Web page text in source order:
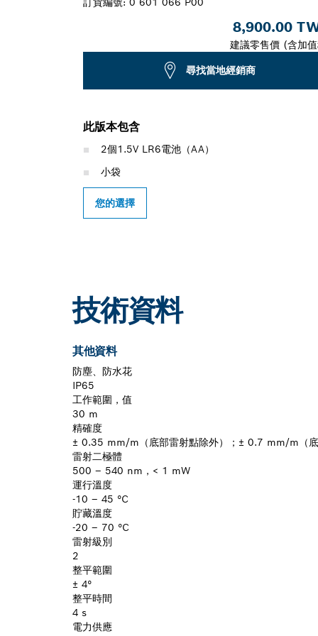
8,900.00
建議零售價 (含加
尋找當地經銷商
此版本包含
2個1.5V LR6電池（AA）
小袋
您的選擇
技術資料
其他資料
防塵、防水花
IP65
工作範圍，值
30 m
精確度
± 0.35 mm/m（底部雷射點除外）；± 0.7 mm/m（底
雷射二極體
500 – 540 nm，< 1 mW
運行溫度
-10 – 45 °C
貯藏溫度
-20 – 70 °C
雷射級別
2
整平範圍
± 4°
整平時間
4 s
電力供應